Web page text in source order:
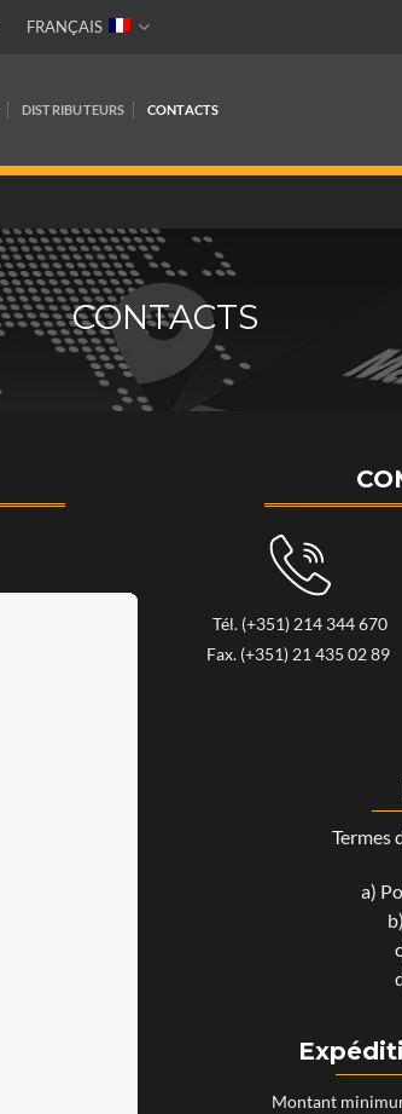
FRANÇAIS
DISTRIBUTEURS CONTACTS
CONTACTS
Tél. (+351) 214 344 670
Fax. (+351) 21 435 02 89
Termes
a)
Montant